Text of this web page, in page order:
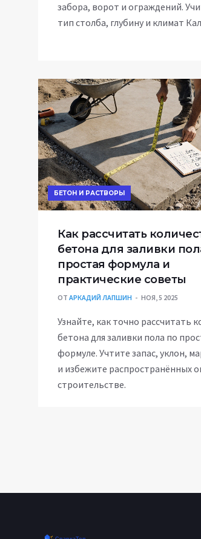
забора, ворот и ограждений.
тип столба, глубину и климат
БЕТОН И РАСТВОРЫ
Как рассчитать
бетона для заливки
простая формула и
практические советы
ОТ АРКАДИЙ ЛАПШИН НОЯ, 5 2025
Узнайте, как точно рассчитать
бетона для заливки пола по
формуле. Учтите запас, уклон,
и избежите распространённых
строительстве.